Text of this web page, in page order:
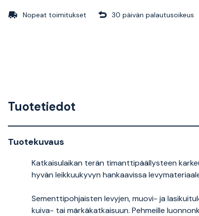
Nopeat toimitukset 30 päivän palautusoikeus
Tuotetiedot
Tuotekuvaus
Katkaisulaikan terän timanttipäällysteen
hyvän leikkuukyvyn hankaavissa
Sementtipohjaisten levyjen, muovi- ja
kuiva- tai märkäkatkaisuun. Pehmeille